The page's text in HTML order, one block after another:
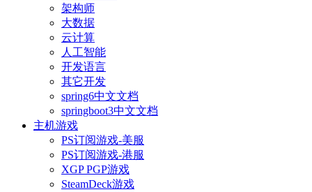
架构师
大数据
云计算
人工智能
开发语言
其它开发
spring6中文文档
springboot3中文文档
主机游戏
PS订阅游戏-美服
PS订阅游戏-港服
XGP PGP游戏
SteamDeck游戏